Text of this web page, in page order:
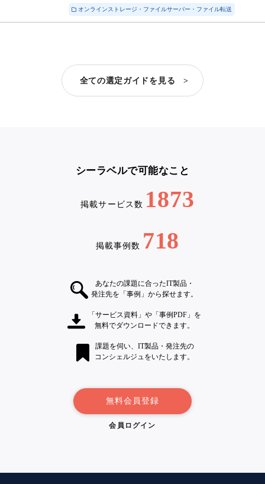
オンラインストレージ・ファイルサーバー・ファイル転送
全ての選定ガイドを見る >
シーラベルで可能なこと
掲載サービス数 1873
掲載事例数 718
あなたの課題に合ったIT製品・
発注先を「事例」から探せます。
「サービス資料」や「事例PDF」を
無料でダウンロードできます。
課題を伺い、IT製品・発注先の
コンシェルジュをいたします。
無料会員登録
会員ログイン